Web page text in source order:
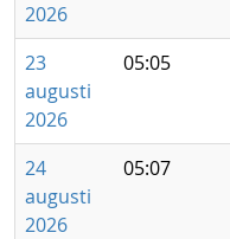
2026
23
augusti
2026
05:05
24
augusti
2026
05:07